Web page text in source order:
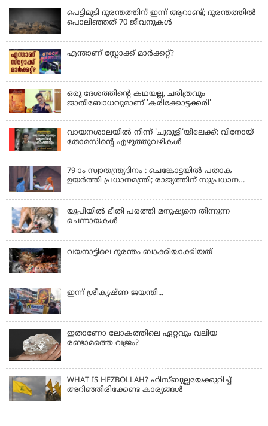
പെട്ടിമുടി ദുരന്തത്തിന് ഇന്ന് ആറാണ്ട്; ദുരന്തത്തിൽ
പൊലിഞ്ഞത് 70 ജീവനുകൾ
എന്താണ് സ്റ്റോക്ക് മാർക്കറ്റ്?
ഒരു ദേശത്തിന്റെ കഥയല്ല, ചരിത്രവും
ജാതിബോധവുമാണ് 'കരിക്കോട്ടക്കരി'
വായനശാലയിൽ നിന്ന് 'ചുരുളി'യിലേക്ക്: വിനോയ്
തോമസിന്റെ എഴുത്തുവഴികൾ
79-ാം സ്വാതന്ത്ര്യദിനം : ചെങ്കോട്ടയിൽ പതാക
ഉയർത്തി പ്രധാനമന്ത്രി; രാജ്യത്തിന് സുപ്രധാന
യുപിയിൽ ഭീതി പരത്തി മനുഷ്യനെ തിന്നുന്ന
ചെന്നായകൾ
വയനാട്ടിലെ ദുരന്തം ബാക്കിയാക്കിയത്
ഇന്ന് ശ്രീകൃഷ്ണ ജയന്തി...
ഇതാണോ ലോകത്തിലെ ഏറ്റവും വലിയ
രണ്ടാമത്തെ വജ്രം?
WHAT IS HEZBOLLAH? ഹിസ്ബുല്ലയേക്കുറിച്ച്
അറിഞ്ഞിരിക്കേണ്ട കാര്യങ്ങൾ